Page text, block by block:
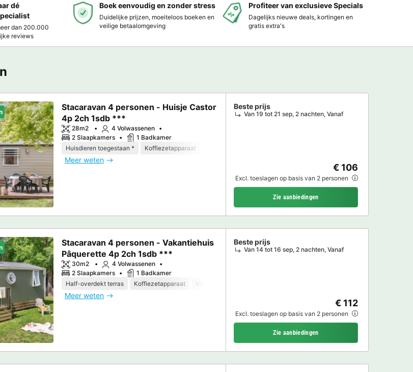
dé
dan 200.000
reviews
Boek eenvoudig en zonder stress
Duidelijke prijzen, moeiteloos boeken en
veilige betaalomgeving
Profiteer van exclusieve Specials
Dagelijks nieuwe deals, kortingen en
gratis extra's
Stacaravan 4 personen - Huisje Castor
4p 2ch 1sdb ***
28m2
4 Volwassenen
2 Slaapkamers
1 Badkamer
Huisdieren toegestaan *
Koffiezetapparaat
Meer weten
Beste prijs
Van 19 tot 21 sep, 2 nachten, Vanaf
€ 106
Excl. toeslagen op basis van 2 personen
Zie aanbiedingen
Stacaravan 4 personen - Vakantiehuis
Pâquerette 4p 2ch 1sdb ***
30m2
4 Volwassenen
2 Slaapkamers
1 Badkamer
Half-overdekt terras
Koffiezetapparaat Vriezer
Meer weten
Beste prijs
Van 14 tot 16 sep, 2 nachten, Vanaf
€ 112
Excl. toeslagen op basis van 2 personen
Zie aanbiedingen